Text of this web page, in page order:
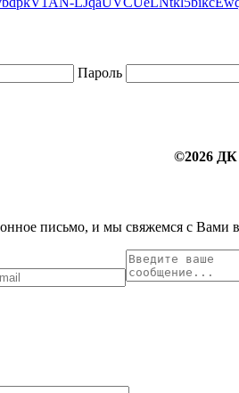
Пароль
©2026
письмо, и мы свяжемся с Вами